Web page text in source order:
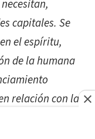
capitales. Se
el espíritu,
de la humana
relación con la